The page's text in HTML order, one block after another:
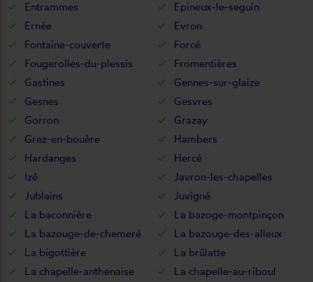
Entrammes
Epineux-le-seguin
Ernée
Evron
Fontaine-couverte
Forcé
Fougerolles-du-plessis
Fromentières
Gastines
Gennes-sur-glaize
Gesnes
Gesvres
Gorron
Grazay
Grez-en-bouère
Hambers
Hardanges
Hercé
Izé
Javron-les-chapelles
Jublains
Juvigné
La baconnière
La bazoge-montpinçon
La bazouge-de-chemeré
La bazouge-des-alleux
La bigottière
La brûlatte
La chapelle-anthenaise
La chapelle-au-riboul